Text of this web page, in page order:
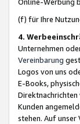
(f) für Ihre
4.
Unternehmen
Vereinbarung
Logos von uns
E-Books,
Kunden
stehen. Auf